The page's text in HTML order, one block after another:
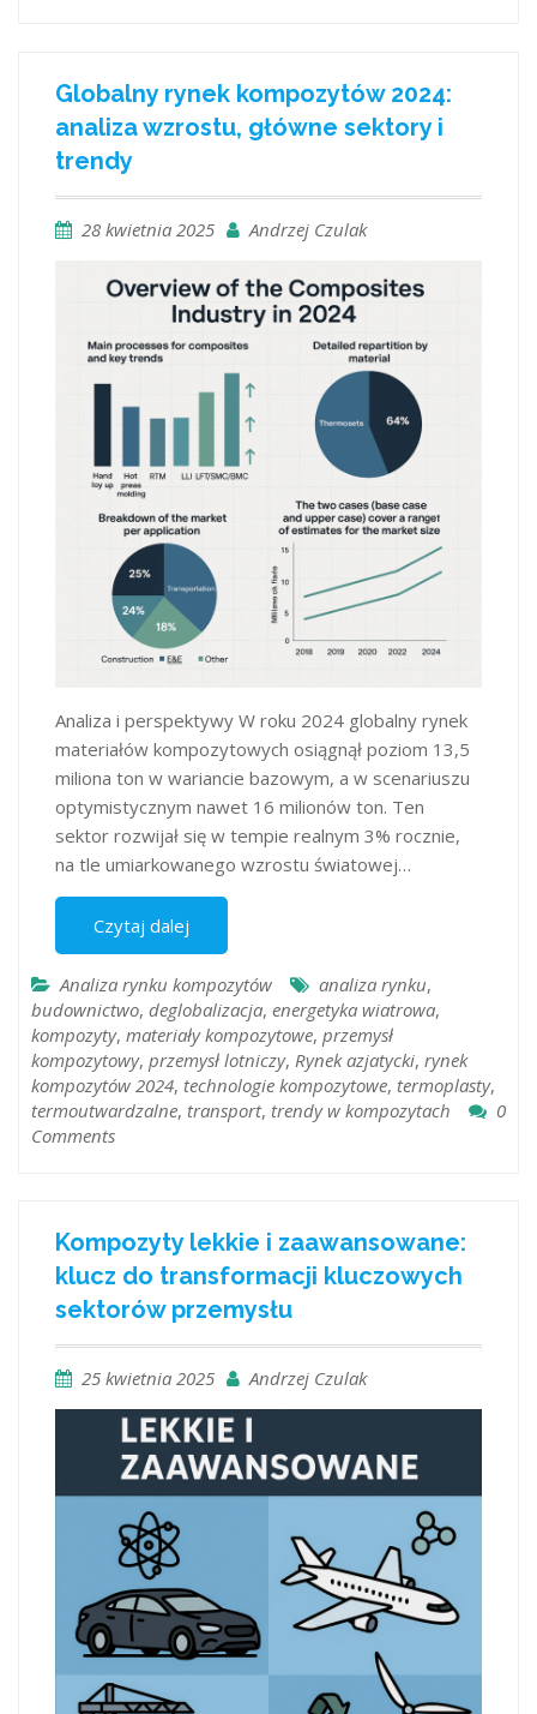
Globalny rynek kompozytów 2024:
analiza wzrostu, główne sektory i
trendy
28 kwietnia 2025 Andrzej Czulak
Analiza i perspektywy W roku 2024 globalny rynek
materiałów kompozytowych osiągnął poziom 13,5
miliona ton w wariancie bazowym​, a w scenariuszu
optymistycznym nawet 16 milionów ton​. Ten
sektor rozwijał się w tempie realnym 3% rocznie,
na tle umiarkowanego wzrostu światowej…
Czytaj dalej
Analiza rynku kompozytów analiza rynku,
budownictwo, deglobalizacja, energetyka wiatrowa,
kompozyty, materiały kompozytowe, przemysł
kompozytowy, przemysł lotniczy, Rynek azjatycki, rynek
kompozytów 2024, technologie kompozytowe, termoplasty,
termoutwardzalne, transport, trendy w kompozytach
0
Comments
Kompozyty lekkie i zaawansowane:
klucz do transformacji kluczowych
sektorów przemysłu
25 kwietnia 2025 Andrzej Czulak